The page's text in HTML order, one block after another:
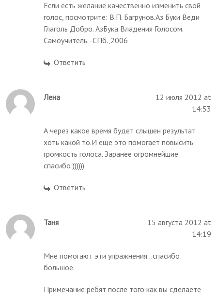
Если есть желание качественно изменить свой
голос, посмотрите: В.П. Багрунов.Аз Буки Веди
Глаголь Добро. АзБука Владения Голосом.
Самоучитель. -СПб.,2006
Ответить
Лена
12 июля 2012 at
14:53
А через какое время будет слышен результат
хоть какой то.И еще это помогает повысить
громкость голоса. Заранее огромнейшие
спасибо:))))))
Ответить
Таня
15 августа 2012 at
14:19
Мне помогают эти упражнения...спасибо
большое.
Примечание:ребят после того как вы сделаете